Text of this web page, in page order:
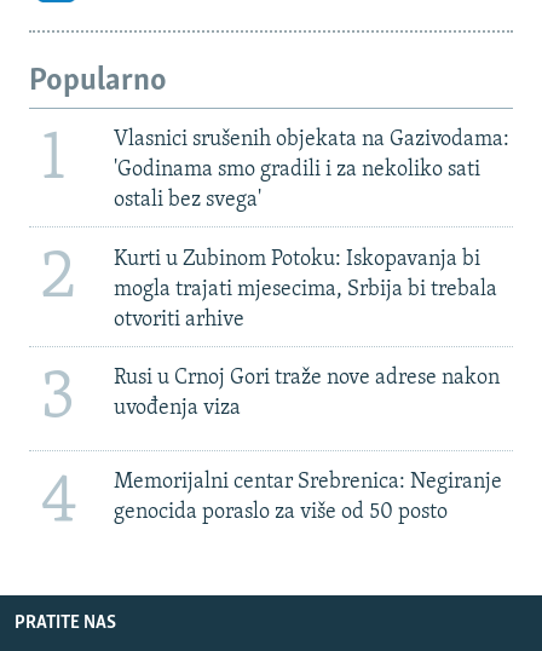
Popularno
1
Vlasnici srušenih objekata na Gazivodama:
'Godinama smo gradili i za nekoliko sati
ostali bez svega'
2
Kurti u Zubinom Potoku: Iskopavanja bi
mogla trajati mjesecima, Srbija bi trebala
otvoriti arhive
3
Rusi u Crnoj Gori traže nove adrese nakon
uvođenja viza
4
Memorijalni centar Srebrenica: Negiranje
genocida poraslo za više od 50 posto
PRATITE NAS